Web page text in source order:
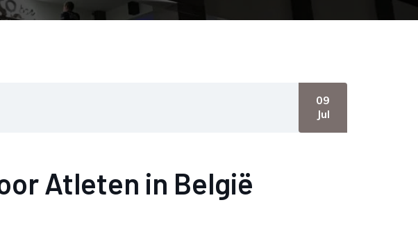
09
Jul
Atleten in België